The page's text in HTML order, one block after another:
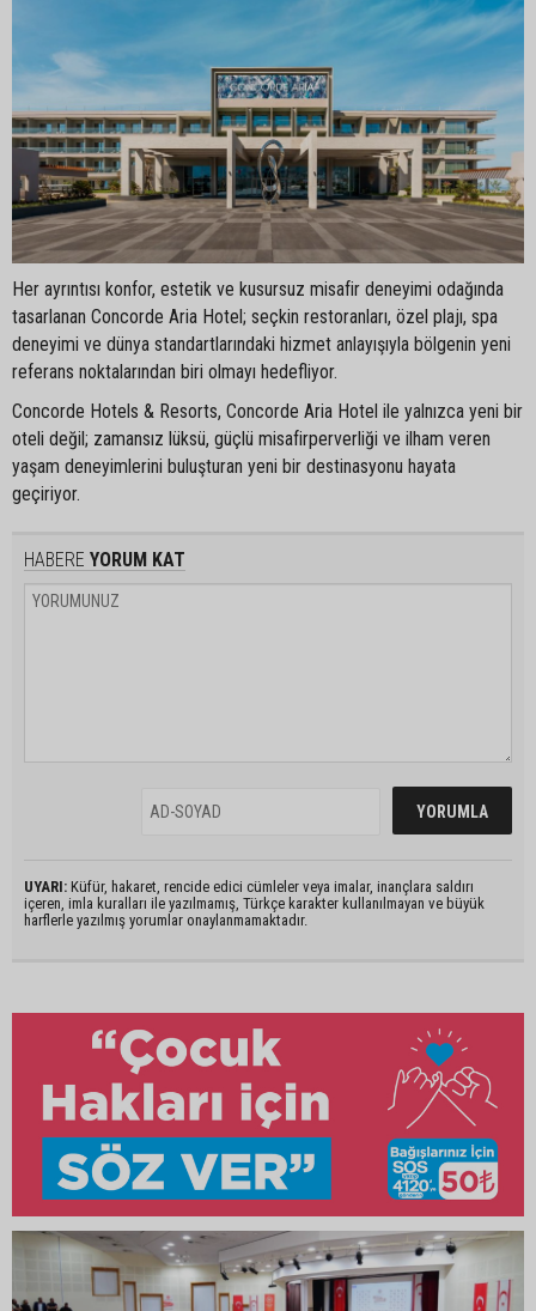
Her ayrıntısı konfor, estetik ve kusursuz misafir deneyimi odağında
tasarlanan Concorde Aria Hotel; seçkin restoranları, özel plajı, spa
deneyimi ve dünya standartlarındaki hizmet anlayışıyla bölgenin yeni
referans noktalarından biri olmayı hedefliyor.
Concorde Hotels & Resorts, Concorde Aria Hotel ile yalnızca yeni bir
oteli değil; zamansız lüksü, güçlü misafirperverliği ve ilham veren
yaşam deneyimlerini buluşturan yeni bir destinasyonu hayata
geçiriyor.
HABERE YORUM KAT
UYARI: Küfür, hakaret, rencide edici cümleler veya imalar, inançlara saldırı
içeren, imla kuralları ile yazılmamış, Türkçe karakter kullanılmayan ve büyük
harflerle yazılmış yorumlar onaylanmamaktadır.